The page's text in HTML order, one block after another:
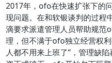
2017年，ofo在快速扩张下的
现问题。在和软银谈判的过程
滴要求派遣管理人员帮助规范
理，但不满于ofo独立经营权
人都不用来上班了”，管理缺